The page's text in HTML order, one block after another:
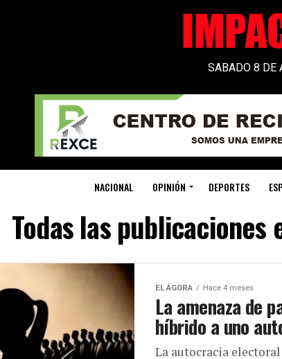
SABADO 8 DE
NACIONAL OPINIÓN DEPORTES
Todas las publicaciones
EL ÁGORA Hace 4 meses
La amenaza de
híbrido a uno
La autocracia